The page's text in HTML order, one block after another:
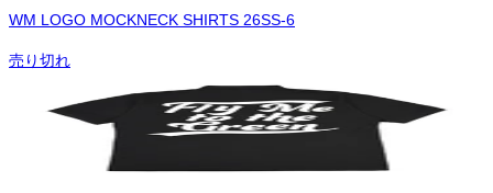
WM LOGO MOCKNECK SHIRTS 26SS-6
売り切れ